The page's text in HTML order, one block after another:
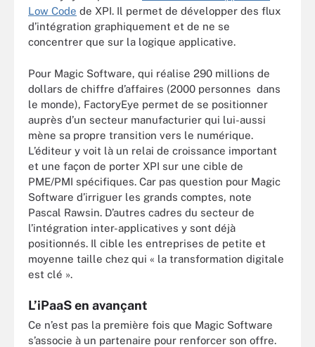
Low Code de XPI. Il permet de développer des flux
d’intégration graphiquement et de ne se
concentrer que sur la logique applicative.
Pour Magic Software, qui réalise 290 millions de
dollars de chiffre d’affaires (2000 personnes dans
le monde), FactoryEye permet de se positionner
auprès d’un secteur manufacturier qui lui-aussi
mène sa propre transition vers le numérique.
L’éditeur y voit là un relai de croissance important
et une façon de porter XPI sur une cible de
PME/PMI spécifiques. Car pas question pour Magic
Software d’irriguer les grands comptes, note
Pascal Rawsin. D’autres cadres du secteur de
l’intégration inter-applicatives y sont déjà
positionnés. Il cible les entreprises de petite et
moyenne taille chez qui « la transformation digitale
est clé ».
L’iPaaS en avançant
Ce n’est pas la première fois que Magic Software
s’associe à un partenaire pour renforcer son offre.